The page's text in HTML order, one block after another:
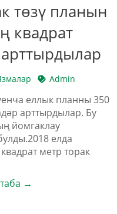
төзү планын
квадрат
Admin
еллык планны 350
арттырдылар. Бу
йомгаклау
елда
метр торак
→